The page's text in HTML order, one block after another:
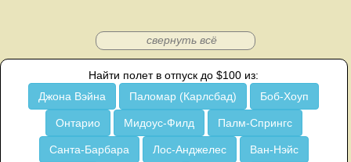
свернуть всё
Найти полет в отпуск до $100 из:
Джона Вэйна
Паломар (Карлсбад) Боб-Хоуп
Онтарио Мидоус-Филд Палм-Спрингс
Санта-Барбара Лос-Анджелес Ван-Нэйс